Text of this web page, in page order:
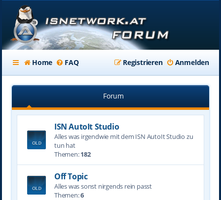
Home FAQ Anmelden
Registrieren
Forum
ISN AutoIt Studio
Alles was irgendwie mit dem ISN AutoIt Studio zu
tun hat
Themen:182
Off Topic
Alles was sonst nirgends rein passt
Themen:6